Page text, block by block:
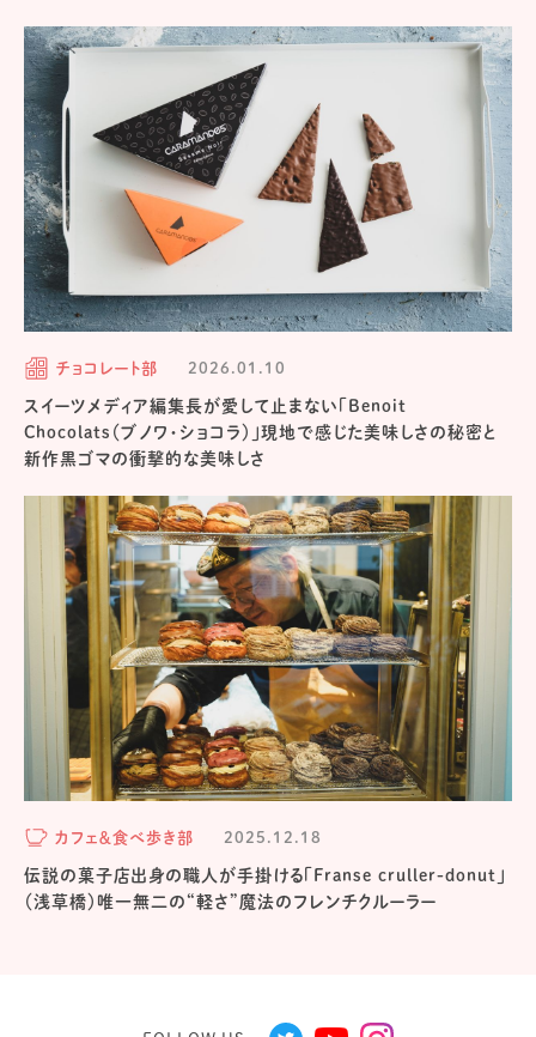
チョコレート部 2026.01.10
スイーツメディア編集長が愛して止まない「Benoit
Chocolats（ブノワ・ショコラ）」現地で感じた美味しさの秘密と
新作黒ゴマの衝撃的な美味しさ
カフェ＆食べ歩き部 2025.12.18
伝説の菓子店出身の職人が手掛ける「Franse cruller-donut」
（浅草橋）唯一無二の“軽さ”魔法のフレンチクルーラー